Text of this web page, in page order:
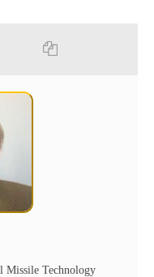
Missile Technology